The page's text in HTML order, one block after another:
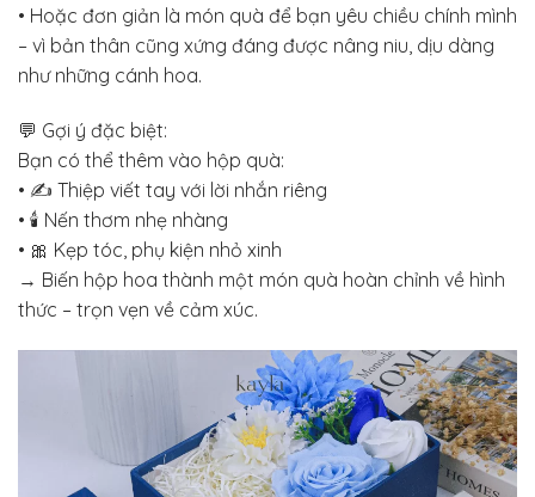
• Hoặc đơn giản là món quà để bạn yêu chiều chính mình
– vì bản thân cũng xứng đáng được nâng niu, dịu dàng
như những cánh hoa.
💬 Gợi ý đặc biệt:
Bạn có thể thêm vào hộp quà:
• ✍️ Thiệp viết tay với lời nhắn riêng
• 🕯️ Nến thơm nhẹ nhàng
• 🎀 Kẹp tóc, phụ kiện nhỏ xinh
→ Biến hộp hoa thành một món quà hoàn chỉnh về hình
thức – trọn vẹn về cảm xúc.